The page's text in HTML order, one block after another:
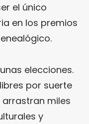
el único
en los premios
elecciones.
por suerte
arrastran miles
y